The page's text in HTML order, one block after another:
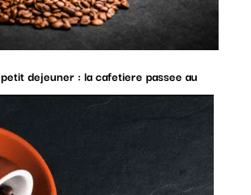
dejeuner : la cafetiere passee au